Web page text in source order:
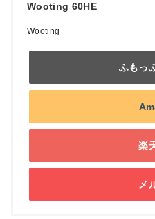
Wooting 60HE
Wooting
ふもっ
楽
メ